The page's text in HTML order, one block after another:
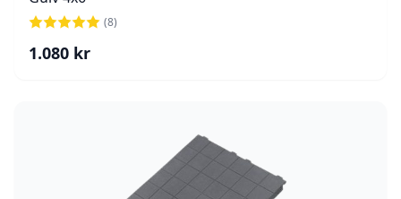
(8)
1.080 kr